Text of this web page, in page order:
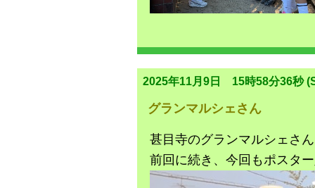
2025年11月9日 15時58分36秒
グランマルシェさん
甚目寺のグランマルシェさん
前回に続き、今回もポスタ